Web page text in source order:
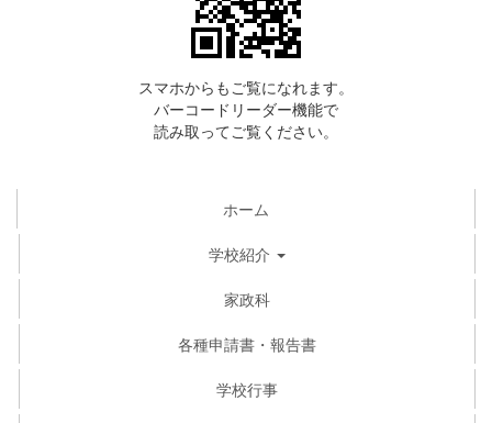
スマホからもご覧になれます。
バーコードリーダー機能で
読み取ってご覧ください。
ホーム
学校紹介
家政科
各種申請書・報告書
学校行事